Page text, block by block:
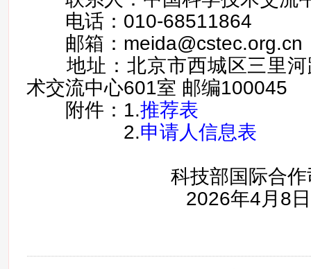
电话：010-68511864
邮箱：meida@cstec.org.cn
地址：北京市西城区三里河
术交流中心601室 邮编100045
附件：1.推荐表
2.申请人信息表
科技部国际合作
2026年4月8日